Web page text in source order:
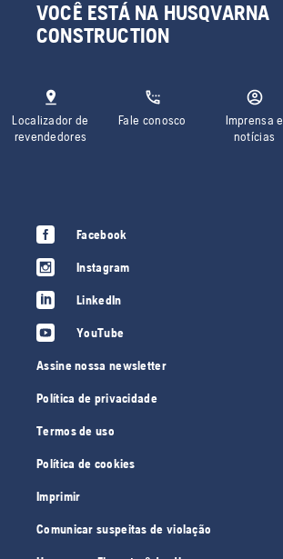
VOCÊ ESTÁ NA HUSQVARNA
CONSTRUCTION
Localizador de
revendedores
Fale conosco
Imprensa e
notícias
Facebook
Instagram
LinkedIn
YouTube
Assine nossa newsletter
Política de privacidade
Termos de uso
Política de cookies
Imprimir
Comunicar suspeitas de violação